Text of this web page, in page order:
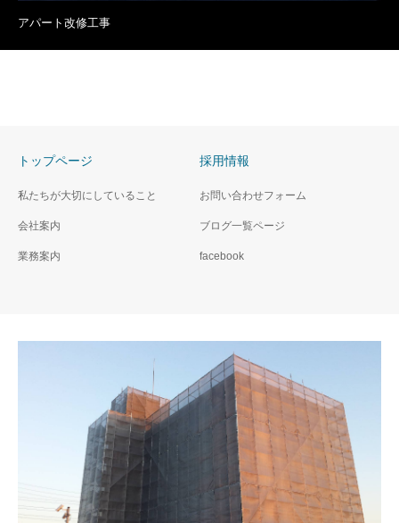
アパート改修工事
トップページ
私たちが大切にしていること
会社案内
業務案内
採用情報
お問い合わせフォーム
ブログ一覧ページ
facebook